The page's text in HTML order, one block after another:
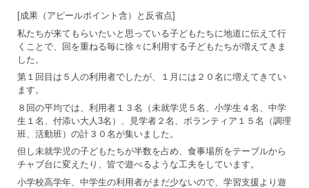
[成果（アピールポイント含）と反省点]
私たちが来てもらいたいと思っている子どもたちに地道に伝えて行
くことで、回を重ねる毎に徐々に利用する子どもたちが増えてきま
した。
第１回目は５人の利用者でしたが、１月には２０名に増えてきてい
ます。
８回の平均では、利用者１３名（未就学児５名、小学生４名、中学
生１名、付添い大人3名）、見学者２名、ボランティア１５名（調理
班、活動班）の計３０名が集いました。
但し未就学児の子どもたちが半数を占め、食事場所をテーブルから
チャブ台に変えたり、皆で遊べるような工夫をしています。
小学校高学年、中学生の利用者がまだ少ないので、学習支援より遊